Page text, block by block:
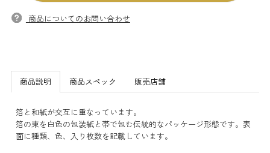
商品についてのお問い合わせ
商品説明 商品スペック 販売店舗
箔と和紙が交互に重なっています。
箔の束を白色の包装紙と帯で包む伝統的なパッケージ形態です。表
面に種類、色、入り枚数を記載しています。